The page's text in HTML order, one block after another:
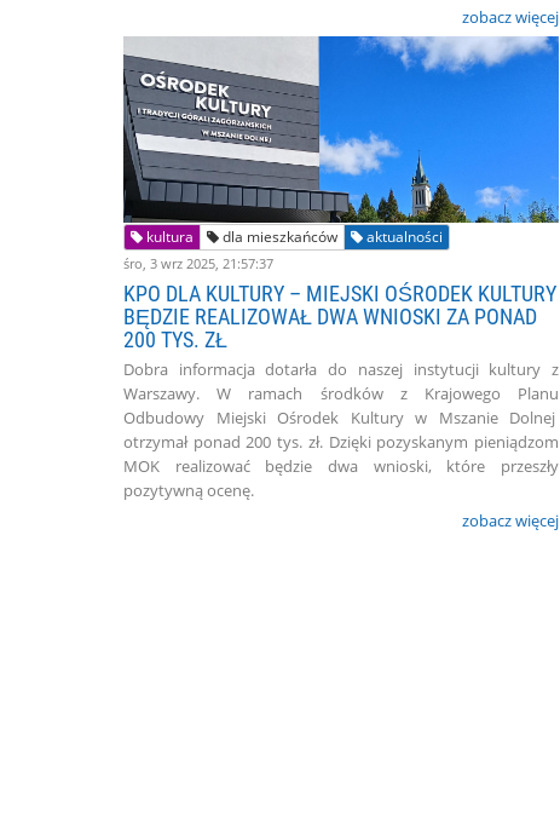
zobacz więcej
kultura dla mieszkańców aktualności
śro, 3 wrz 2025, 21:57:37
KPO DLA KULTURY – MIEJSKI OŚRODEK KULTURY
BĘDZIE REALIZOWAŁ DWA WNIOSKI ZA PONAD
200 TYS. ZŁ
Dobra informacja dotarła do naszej instytucji kultury z
Warszawy. W ramach środków z Krajowego Planu
Odbudowy Miejski Ośrodek Kultury w Mszanie Dolnej
otrzymał ponad 200 tys. zł. Dzięki pozyskanym pieniądzom
MOK realizować będzie dwa wnioski, które przeszły
pozytywną ocenę.
zobacz więcej